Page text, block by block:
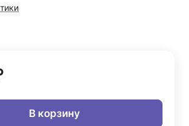
В корзину